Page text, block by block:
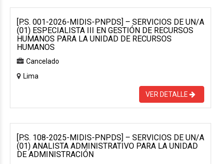
[P.S. 001-2026-MIDIS-PNPDS] – SERVICIOS DE UN/A
(01) ESPECIALISTA III EN GESTIÓN DE RECURSOS
HUMANOS PARA LA UNIDAD DE RECURSOS
HUMANOS
Cancelado
Lima
VER DETALLE
[P.S. 108-2025-MIDIS-PNPDS] – SERVICIOS DE UN/A
(01) ANALISTA ADMINISTRATIVO PARA LA UNIDAD
DE ADMINISTRACIÓN